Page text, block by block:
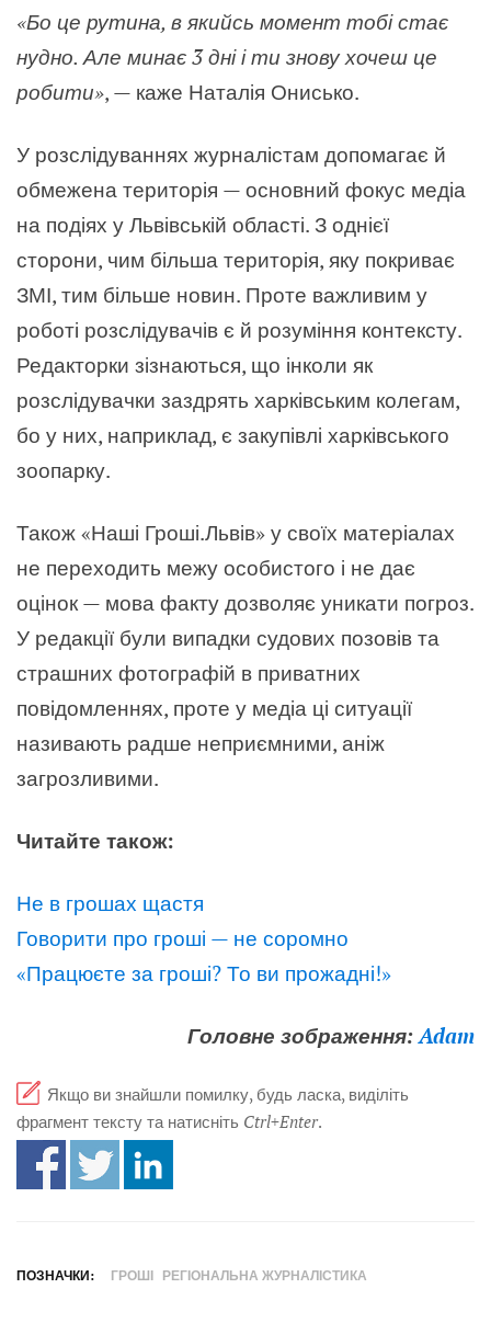
«Бо це рутина, в якийсь момент тобі стає
нудно. Але минає 3 дні і ти знову хочеш це
робити», — каже Наталія Онисько.
У розслідуваннях журналістам допомагає й
обмежена територія — основний фокус медіа
на подіях у Львівській області. З однієї
сторони, чим більша територія, яку покриває
ЗМІ, тим більше новин. Проте важливим у
роботі розслідувачів є й розуміння контексту.
Редакторки зізнаються, що інколи як
розслідувачки заздрять харківським колегам,
бо у них, наприклад, є закупівлі харківського
зоопарку.
Також «Наші Гроші.Львів» у своїх матеріалах
не переходить межу особистого і не дає
оцінок— мова факту дозволяє уникати погроз.
У редакції були випадки судових позовів та
страшних фотографій в приватних
повідомленнях, проте у медіа ці ситуації
називають радше неприємними, аніж
загрозливими.
Читайте також:
Не в грошах щастя
Говорити про гроші — не соромно
«Працюєте за гроші? То ви прожадні!»
Головне зображення:Adam
Якщо ви знайшли помилку, будь ласка, виділіть
фрагмент тексту та натисніть Ctrl+Enter.
ПОЗНАЧКИ: ГРОШІ РЕГІОНАЛЬНА ЖУРНАЛІСТИКА